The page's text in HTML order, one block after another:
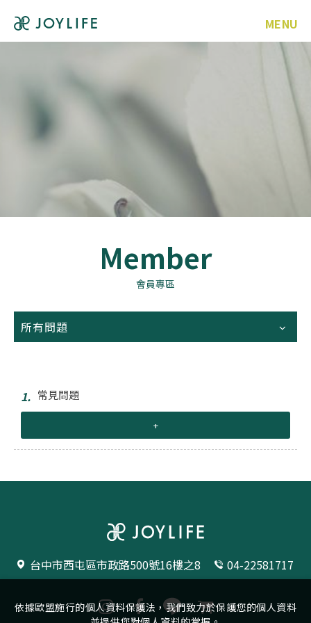
MENU
Member
會員專區
所有問題
1. 常見問題
+
台中市西屯區市政路500號16樓之8 04-22581717
依據歐盟施行的個人資料保護法，我們致力於保護您的個人資料